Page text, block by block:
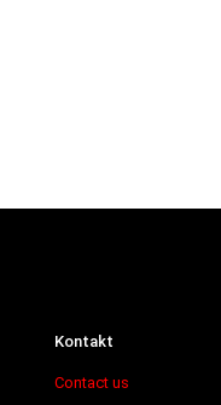
Kontakt
Contact us